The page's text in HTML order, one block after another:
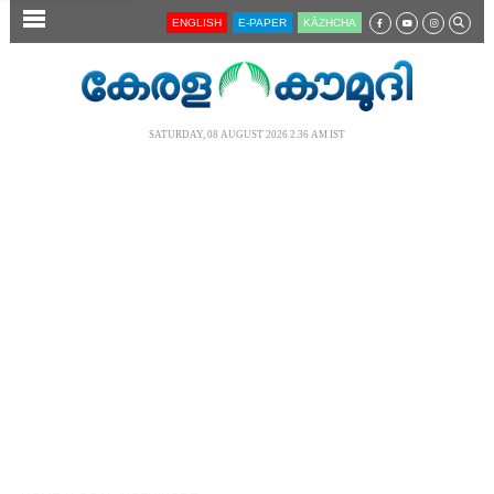
SECTIONS ENGLISH E-PAPER KĀZHCHA
SATURDAY, 08 AUGUST 2026 2.36 AM IST